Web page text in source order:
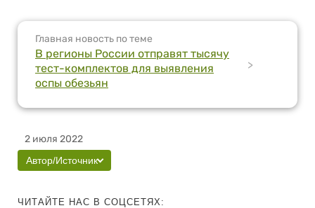
Главная новость по теме
В регионы России отправят тысячу
тест-комплектов для выявления
оспы обезьян
>
2 июля 2022
Автор/Источник
ЧИТАЙТЕ НАС В СОЦСЕТЯХ: